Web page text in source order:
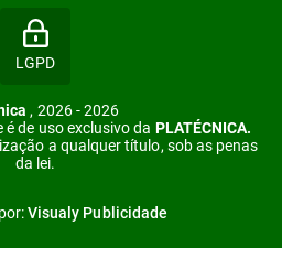
LGPD
, 2026 - 2026
de uso exclusivo da PLATÉCNICA.
a qualquer título, sob as penas
da lei.
Visualy Publicidade